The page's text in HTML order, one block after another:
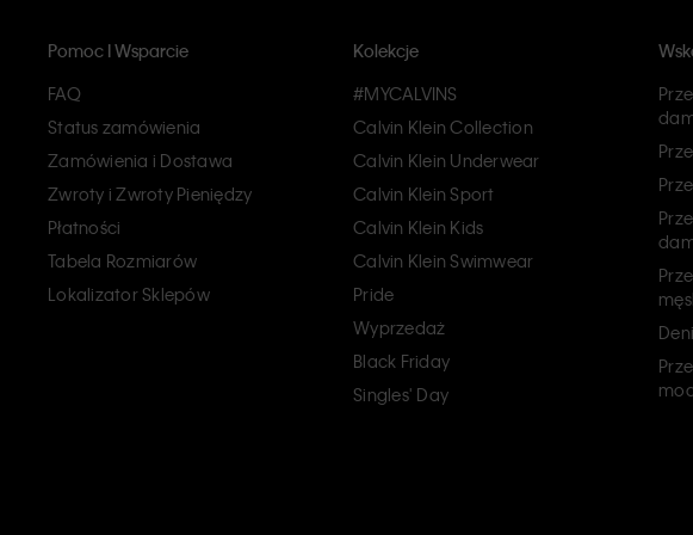
Pomoc I Wsparcie
FAQ
Status zamówienia
Zamówienia i Dostawa
Zwroty i Zwroty Pieniędzy
Płatności
Tabela Rozmiarów
Lokalizator Sklepów
Kolekcje
#MYCALVINS
Calvin Klein Collection
Calvin Klein Underwear
Calvin Klein Sport
Calvin Klein Kids
Calvin Klein Swimwear
Pride
Wyprzedaż
Black Friday
Singles' Day